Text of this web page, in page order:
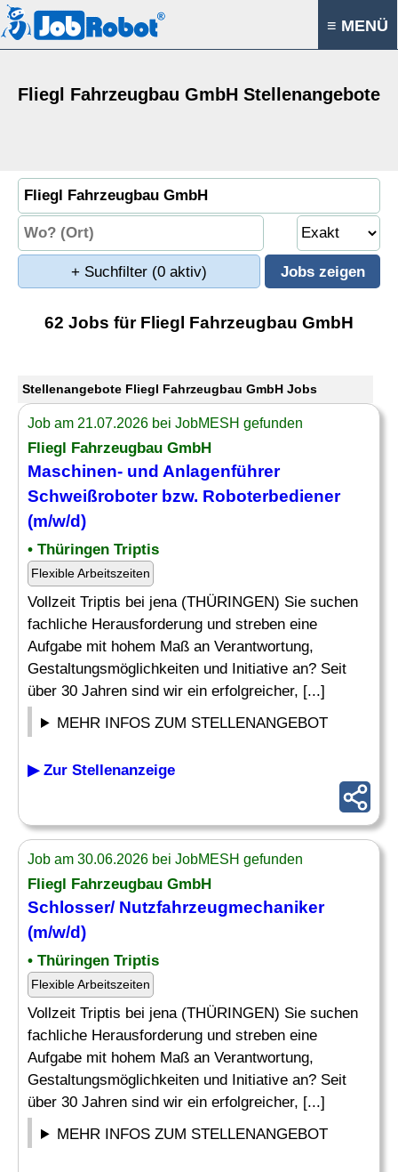
≡ MENÜ
Fliegl Fahrzeugbau GmbH Stellenangebote
+ Suchfilter (0 aktiv)
62 Jobs für Fliegl Fahrzeugbau GmbH
Stellenangebote Fliegl Fahrzeugbau GmbH Jobs
Job am 21.07.2026 bei JobMESH gefunden
Fliegl Fahrzeugbau GmbH
Maschinen- und Anlagenführer
Schweißroboter bzw. Roboterbediener
(m/w/d)
• Thüringen Triptis
Flexible Arbeitszeiten
Vollzeit Triptis bei jena (THÜRINGEN) Sie suchen
fachliche Herausforderung und streben eine
Aufgabe mit hohem Maß an Verantwortung,
Gestaltungsmöglichkeiten und Initiative an? Seit
über 30 Jahren sind wir ein erfolgreicher, [...]
MEHR INFOS ZUM STELLENANGEBOT
▶ Zur Stellenanzeige
Job am 30.06.2026 bei JobMESH gefunden
Fliegl Fahrzeugbau GmbH
Schlosser/ Nutzfahrzeugmechaniker
(m/w/d)
• Thüringen Triptis
Flexible Arbeitszeiten
Vollzeit Triptis bei jena (THÜRINGEN) Sie suchen
fachliche Herausforderung und streben eine
Aufgabe mit hohem Maß an Verantwortung,
Gestaltungsmöglichkeiten und Initiative an? Seit
über 30 Jahren sind wir ein erfolgreicher, [...]
MEHR INFOS ZUM STELLENANGEBOT